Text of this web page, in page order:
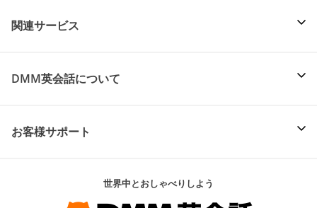
関連サービス
DMM英会話について
お客様サポート
世界中とおしゃべりしよう